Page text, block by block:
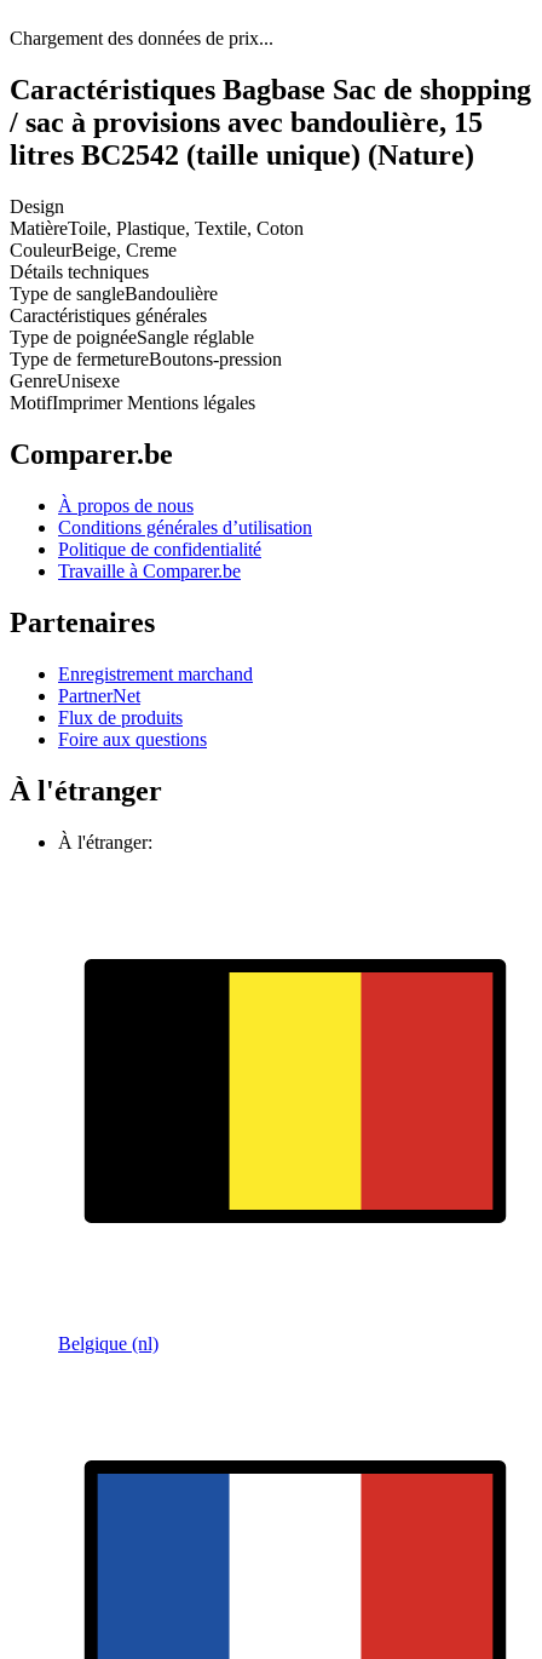
Chargement des données de prix...
Caractéristiques Bagbase Sac de shopping
/ sac à provisions avec bandoulière, 15
litres BC2542 (taille unique) (Nature)
Design
MatièreToile, Plastique, Textile, Coton
CouleurBeige, Creme
Détails techniques
Type de sangleBandoulière
Caractéristiques générales
Type de poignéeSangle réglable
Type de fermetureBoutons-pression
GenreUnisexe
MotifImprimer Mentions légales
Comparer.be
À propos de nous
Conditions générales d’utilisation
Politique de confidentialité
Travaille à Comparer.be
Partenaires
Enregistrement marchand
PartnerNet
Flux de produits
Foire aux questions
À l'étranger
À l'étranger:
Belgique (nl)